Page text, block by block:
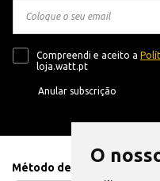
O
Compreendi e aceito a
loja.watt.pt
Anular subscrição
Método de Pagamento